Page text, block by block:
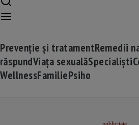
Prevenție și tratamentRemedii
răspundViața sexualăSpecialiști
WellnessFamiliePsiho